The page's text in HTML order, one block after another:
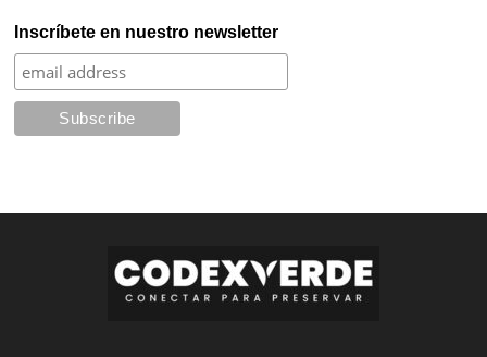
Inscríbete en nuestro newsletter